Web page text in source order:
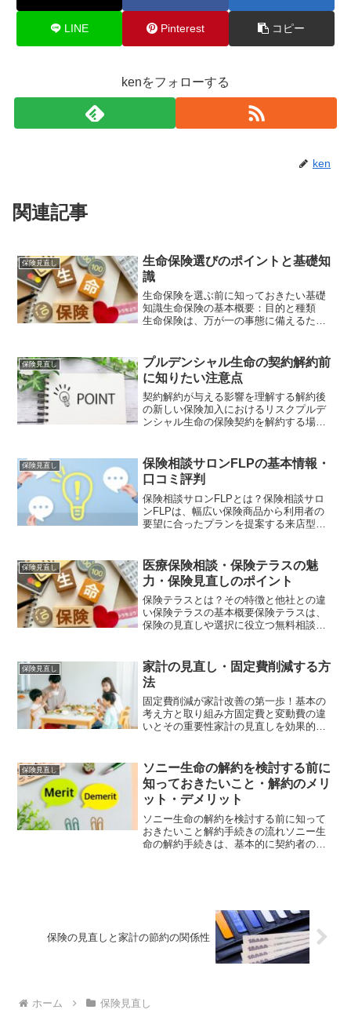
LINE Pinterest コピー
kenをフォローする
ken
関連記事
保険見直し
生命保険選びのポイントと基礎知
識
生命保険を選ぶ前に知っておきたい基礎
知識生命保険の基本概要：目的と種類
生命保険は、万が一の事態に備えるため
減少や支出増加に対応することです。例
えば、家族を経済的に支え...
保険見直し
プルデンシャル生命の契約解約前
に知りたい注意点
契約解約が与える影響を理解する解約後
の新しい保険加入におけるリスクプルデ
ンシャル生命の保険契約を解約する場
約後、新たな保険を契約しようとする
と、契約条件が以前より厳しく...
保険見直し
保険相談サロンFLPの基本情報・
口コミ評判
保険相談サロンFLPとは？保険相談サロ
ンFLPは、幅広い保険商品から利用者の
要望に合ったプランを提案する来店型の
道、埼玉、京都にもわずかに店舗を展開
しています。特に商業...
保険見直し
医療保険相談・保険テラスの魅
力・保険見直しのポイント
保険テラスとは？その特徴と他社との違
い保険テラスの基本概要保険テラスは、
保険の見直しや選択に役立つ無料相談サ
商品にのぼり、その中から厳選された約
170商品を紹介する...
保険見直し
家計の見直し・固定費削減する方
法
固定費削減が家計改善の第一歩！基本の
考え方と取り組み方固定費と変動費の違
いとその重要性家計の見直しを効果的に
定費とは、毎月ほとんど変動せずに発生
する支出のことで、具体的...
保険見直し
ソニー生命の解約を検討する前に
知っておきたいこと・解約のメリ
ット・デメリット
ソニー生命の解約を検討する前に知って
おきたいこと解約手続きの流れソニー生
命の解約手続きは、基本的に契約者の申
保険の見直しと家計の節約の関係性
ホーム 保険見直し